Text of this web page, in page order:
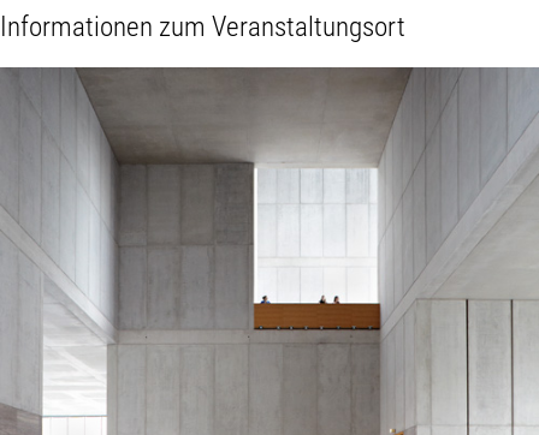
Informationen zum Veranstaltungsort